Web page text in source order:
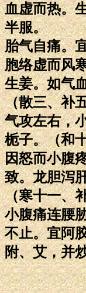
血虚而热。
半服。
胎气自痛。
胞络虚而风
生姜。如气
（散三、补
气攻左右，
栀子。（和
因怒而小腹
致。龙胆泻
（寒十一、
小腹痛连腰
不止。宜阿
附、艾，并